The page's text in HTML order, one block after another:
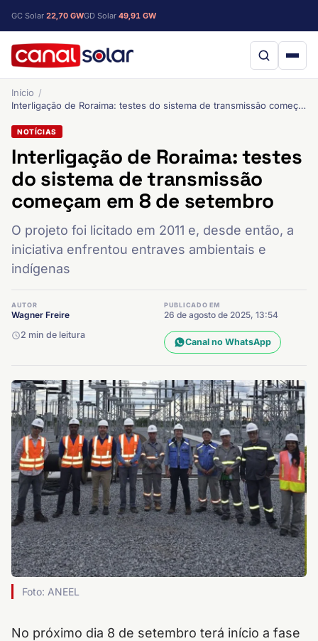
GC Solar 22,70 GWGD Solar 49,91 GW
Início
Interligação de Roraima: testes do sistema de transmissão começam em 8 de setembro
NOTÍCIAS
Interligação de Roraima: testes
do sistema de transmissão
começam em 8 de setembro
O projeto foi licitado em 2011 e, desde então, a
iniciativa enfrentou entraves ambientais e
indígenas
AUTOR
Wagner Freire
PUBLICADO EM
26 de agosto de 2025, 13:54
2 min de leitura
Canal no WhatsApp
Foto: ANEEL
No próximo dia 8 de setembro terá início a fase